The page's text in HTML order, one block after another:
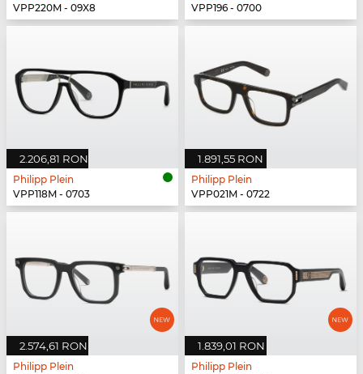
VPP220M - 09X8
VPP196 - 0700
2.206,81 RON
Philipp Plein
VPP118M - 0703
1.891,55 RON
Philipp Plein
VPP021M - 0722
2.574,61 RON
Philipp Plein
1.839,01 RON
Philipp Plein